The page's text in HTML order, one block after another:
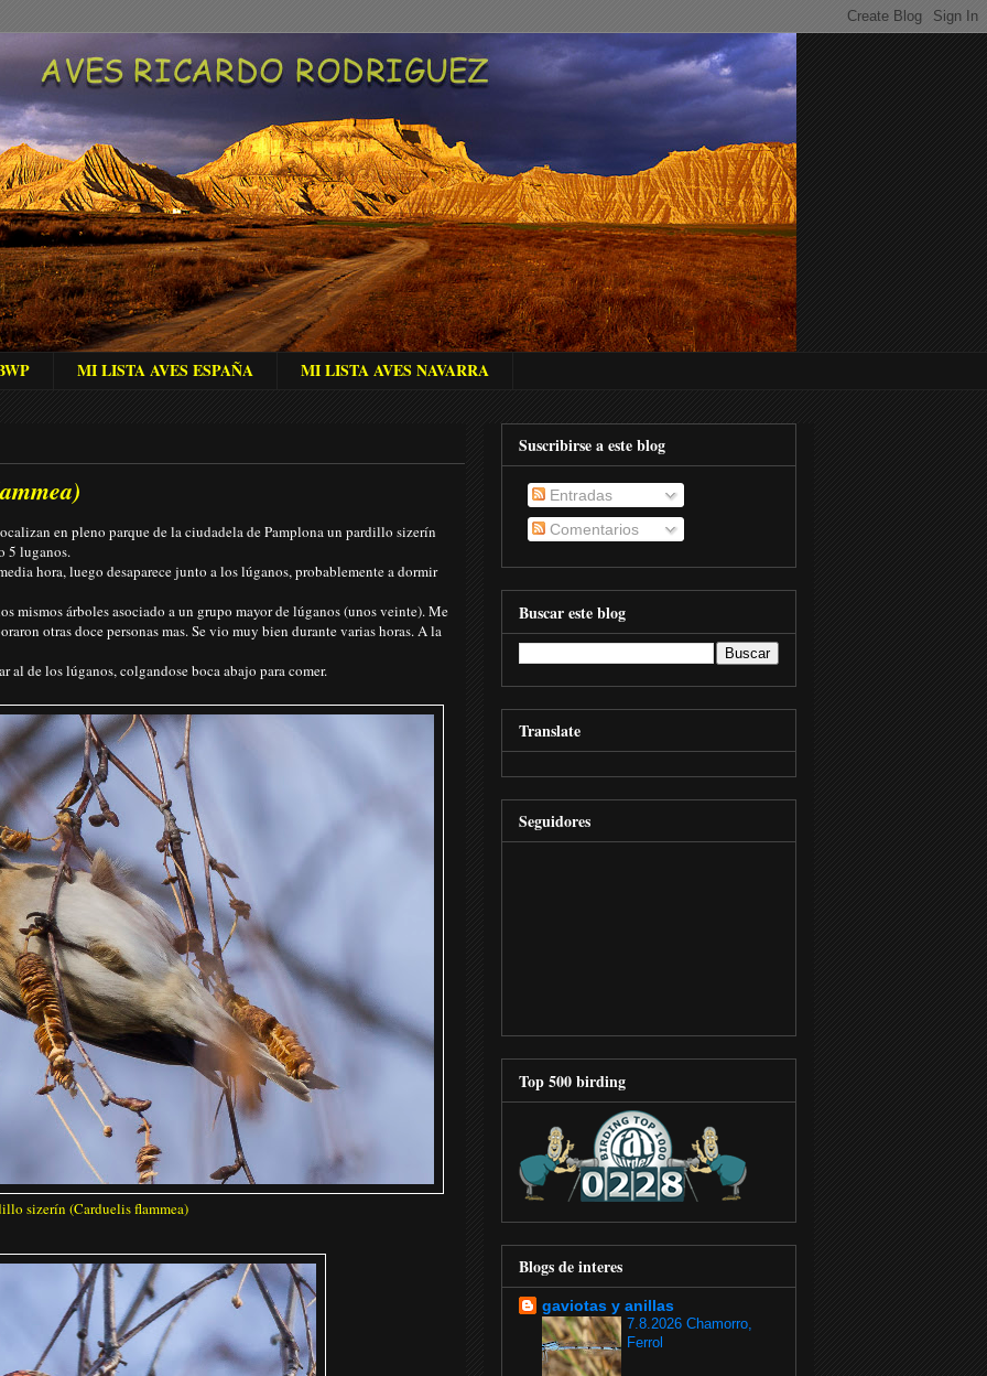
MI LISTA AVES ESPAÑA MI LISTA AVES NAVARRA
en pleno parque de la ciudadela de Pamplona un pardillo sizerín
5 luganos.
hora, luego desaparece junto a los lúganos, probablemente a dormir
mismos árboles asociado a un grupo mayor de lúganos (unos veinte). Me
otras doce personas mas. Se vio muy bien durante varias horas. A la
al de los lúganos, colgandose boca abajo para comer.
sizerín (Carduelis flammea)
Suscribirse a este blog
Entradas
Comentarios
Buscar este blog
Translate
Seguidores
Top 500 birding
Blogs de interes
gaviotas y anillas
7.8.2026 Chamorro,
Ferrol